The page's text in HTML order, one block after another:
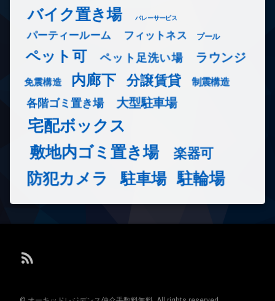
バイク置き場 バレーサービス
パーティールーム フィットネス プール
ペット可 ペット足洗い場 ラウンジ
免震構造 内廊下 分譲賃貸 制震構造
各階ゴミ置き場 大型駐車場
宅配ボックス
敷地内ゴミ置き場
楽器可
防犯カメラ 駐車場 駐輪場
RSS